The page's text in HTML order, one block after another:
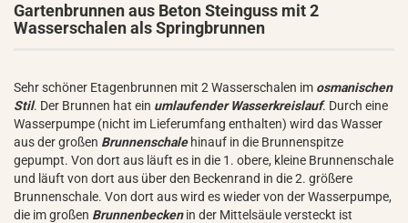
Gartenbrunnen aus Beton Steinguss mit 2
Wasserschalen als Springbrunnen
Sehr schöner Etagenbrunnen mit 2 Wasserschalen im osmanischen
Stil. Der Brunnen hat ein umlaufender Wasserkreislauf. Durch eine
Wasserpumpe (nicht im Lieferumfang enthalten) wird das Wasser
aus der großen Brunnenschale hinauf in die Brunnenspitze
gepumpt. Von dort aus läuft es in die 1. obere, kleine Brunnenschale
und läuft von dort aus über den Beckenrand in die 2. größere
Brunnenschale. Von dort aus wird es wieder von der Wasserpumpe,
die im großen Brunnenbeckenin der Mittelsäule versteckt ist